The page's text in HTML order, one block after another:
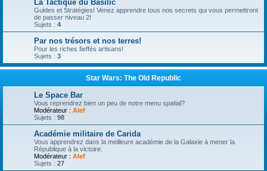
La Tactique du Basilic
Guides et Stratégies! Venez apprendre tous nos secrets qui vous permettront
de passer niveau 2!
Sujets : 4
Par nos trésors et nos terres!
Pour les riches fieffés artisans!
Sujets : 3
Star Wars: The Old Republic
Le Space Bar
Vous reprendrez bien un peu de notre menu spatial?
Modérateur : Alef
Sujets : 98
Académie militaire de Carida
Vous apprendrez dans la meilleure académie de la Galaxie à mener la
République à la victoire.
Modérateur : Alef
Sujets : 27